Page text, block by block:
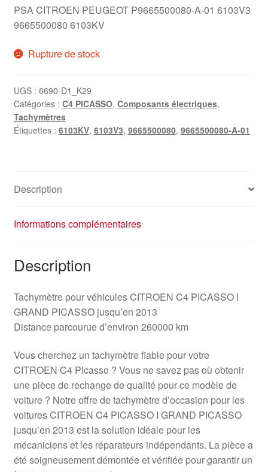
PSA CITROEN PEUGEOT P9665500080-A-01 6103V3
9665500080 6103KV
Rupture de stock
UGS : 6690-D1_K29
Catégories : C4 PICASSO, Composants électriques,
Tachymètres
Étiquettes : 6103KV, 6103V3, 9665500080, 9665500080-A-01
Description
Informations complémentaires
Description
Tachymètre pour véhicules CITROEN C4 PICASSO I
GRAND PICASSO jusqu’en 2013
Distance parcourue d’environ 260000 km
Vous cherchez un tachymètre fiable pour votre
CITROEN C4 Picasso ? Vous ne savez pas où obtenir
une pièce de rechange de qualité pour ce modèle de
voiture ? Notre offre de tachymètre d’occasion pour les
voitures CITROEN C4 PICASSO I GRAND PICASSO
jusqu’en 2013 est la solution idéale pour les
mécaniciens et les réparateurs indépendants. La pièce a
été soigneusement démontée et vérifiée pour garantir un